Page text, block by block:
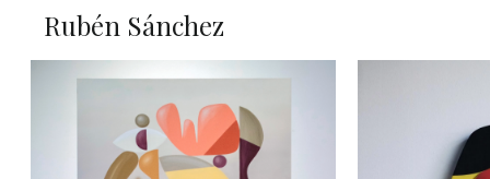
Rubén Sánchez